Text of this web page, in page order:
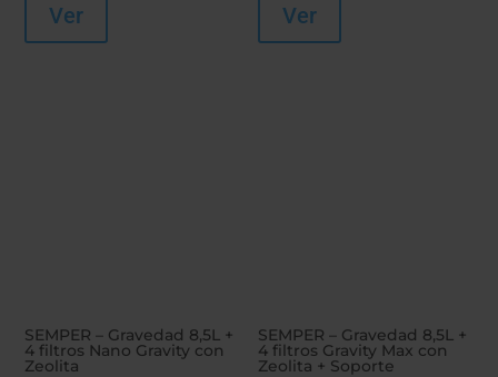
Ver Ver
SEMPER – Gravedad 8,5L +
4 filtros Nano Gravity con
Zeolita
SEMPER – Gravedad 8,5L +
4 filtros Gravity Max con
Zeolita + Soporte